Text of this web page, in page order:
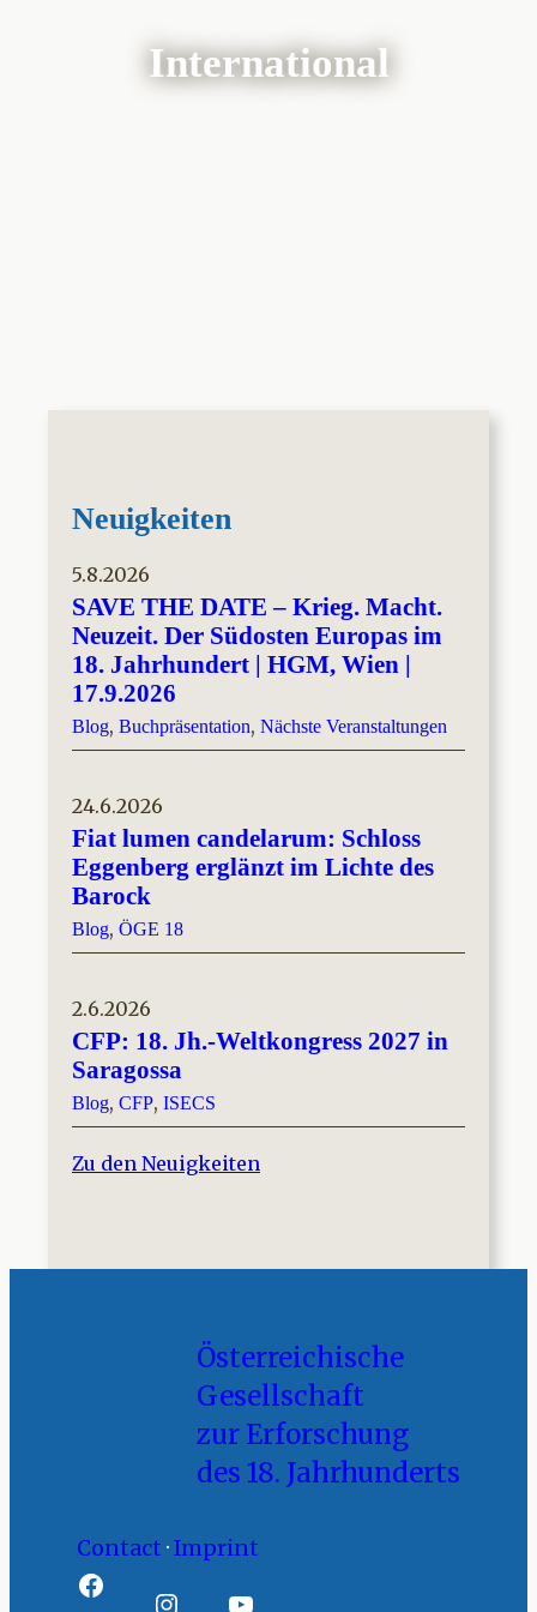
International
Neuigkeiten
5.8.2026
SAVE THE DATE – Krieg. Macht.
Neuzeit. Der Südosten Europas im
18. Jahrhundert | HGM, Wien |
17.9.2026
Blog, Buchpräsentation, Nächste Veranstaltungen
24.6.2026
Fiat lumen candelarum: Schloss
Eggenberg erglänzt im Lichte des
Barock
Blog, ÖGE 18
2.6.2026
CFP: 18. Jh.-Weltkongress 2027 in
Saragossa
Blog, CFP, ISECS
Zu den Neuigkeiten
Österreichische
Gesellschaft
zur Erforschung
des 18. Jahrhunderts
Contact ·Imprint
Facebook
Instagram
YouTube